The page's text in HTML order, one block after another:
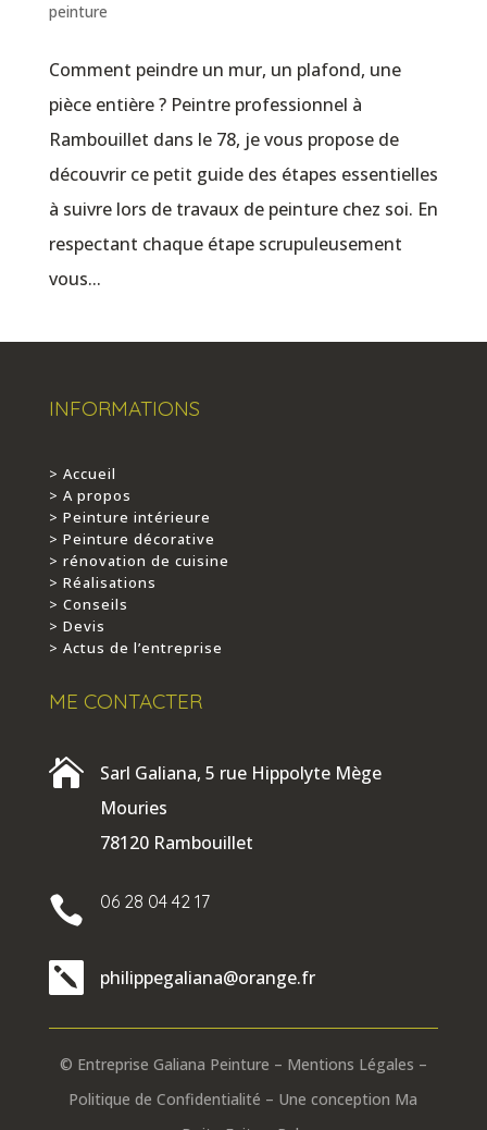
peinture
Comment peindre un mur, un plafond, une
pièce entière ? Peintre professionnel à
Rambouillet dans le 78, je vous propose de
découvrir ce petit guide des étapes essentielles
à suivre lors de travaux de peinture chez soi. En
respectant chaque étape scrupuleusement
vous...
INFORMATIONS
> Accueil
> A propos
> Peinture intérieure
> Peinture décorative
> rénovation de cuisine
> Réalisations
> Conseils
> Devis
> Actus de l’entreprise
ME CONTACTER

Sarl Galiana, 5 rue Hippolyte Mège
Mouries
78120 Rambouillet
 06 28 04 42 17
 philippegaliana@orange.fr
© Entreprise Galiana Peinture – Mentions Légales –
Politique de Confidentialité – Une conception Ma